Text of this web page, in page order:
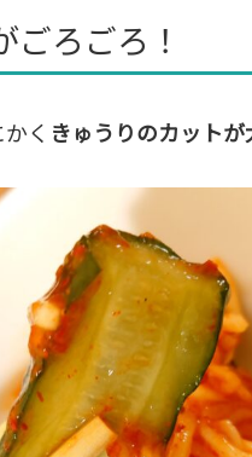
ごろごろ！
く きゅうりのカット